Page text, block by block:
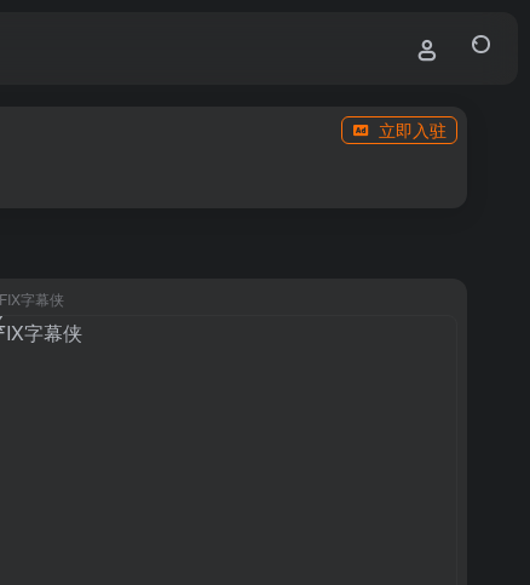
立即入驻
FIX字幕侠